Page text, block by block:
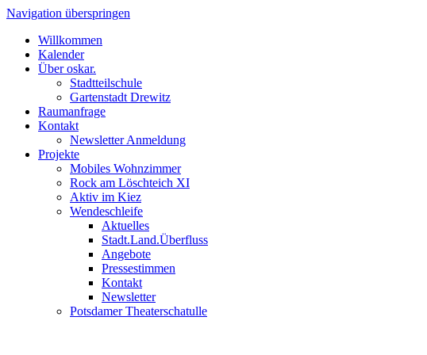
Navigation überspringen
Willkommen
Kalender
Über oskar.
Stadtteilschule
Gartenstadt Drewitz
Raumanfrage
Kontakt
Newsletter Anmeldung
Projekte
Mobiles Wohnzimmer
Rock am Löschteich XI
Aktiv im Kiez
Wendeschleife
Aktuelles
Stadt.Land.Überfluss
Angebote
Pressestimmen
Kontakt
Newsletter
Potsdamer Theaterschatulle